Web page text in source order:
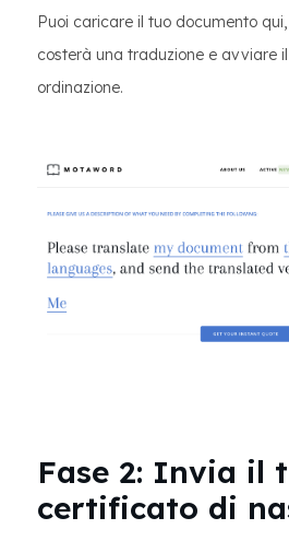
Puoi caricare il tuo documento
costerà una traduzione e avviare
ordinazione.
Fase 2: Invia il
certificato di